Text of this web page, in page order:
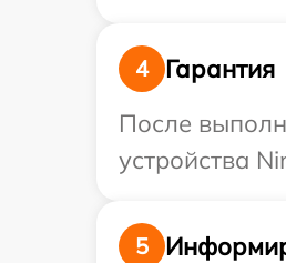
4
Гарантия
После
устройства
5